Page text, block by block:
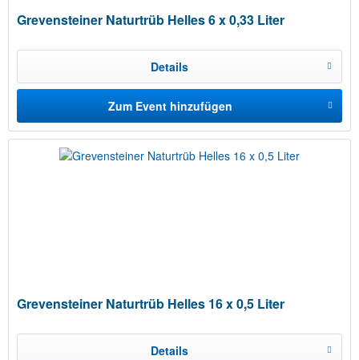
Grevensteiner Naturtrüb Helles 6 x 0,33 Liter
Details
Zum Event hinzufügen
Grevensteiner Naturtrüb Helles 16 x 0,5 Liter
Details